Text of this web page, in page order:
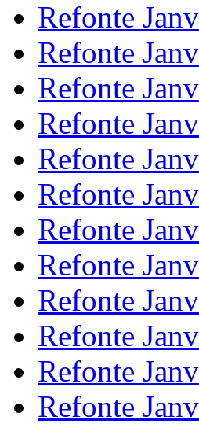
Refonte
Refonte
Refonte
Refonte
Refonte
Refonte
Refonte
Refonte
Refonte
Refonte
Refonte
Refonte